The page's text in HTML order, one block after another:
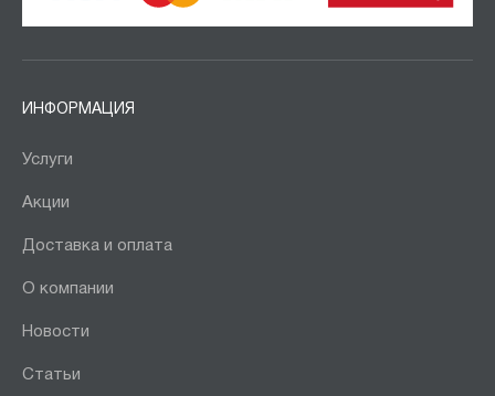
ИНФОРМАЦИЯ
Услуги
Акции
Доставка и оплата
О компании
Новости
Статьи